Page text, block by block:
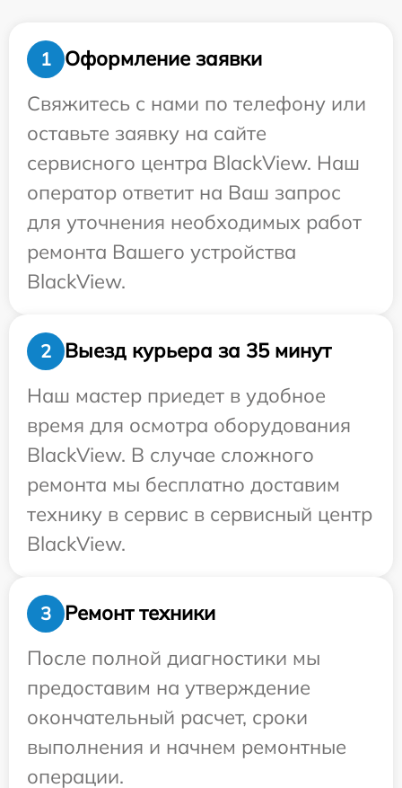
1
Оформление заявки
Свяжитесь с нами по телефону или
оставьте заявку на сайте
сервисного центра BlackView. Наш
оператор ответит на Ваш запрос
для уточнения необходимых работ
ремонта Вашего устройства
BlackView.
2
Выезд курьера за 35 минут
Наш мастер приедет в удобное
время для осмотра оборудования
BlackView. В случае сложного
ремонта мы бесплатно доставим
технику в сервис в сервисный центр
BlackView.
3
Ремонт техники
После полной диагностики мы
предоставим на утверждение
окончательный расчет, сроки
выполнения и начнем ремонтные
операции.